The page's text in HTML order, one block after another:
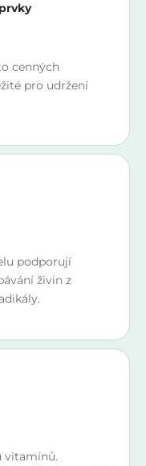
cenných
pro udržení
podporují
živin z
vitamínů.